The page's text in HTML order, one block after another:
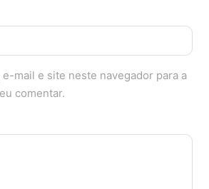
e-mail e site neste navegador para a
comentar.